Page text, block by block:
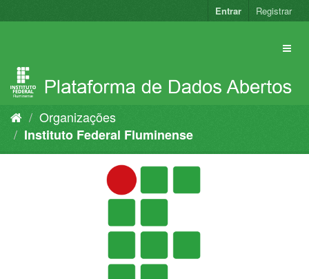
para
Entrar Registrar
Organizações
Instituto Federal Fluminense